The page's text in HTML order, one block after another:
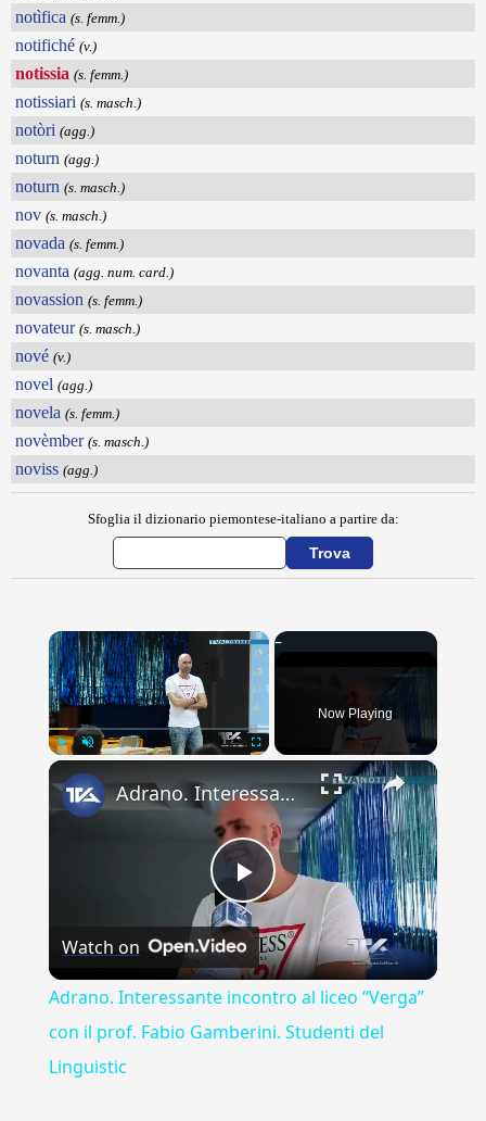
notìfica (s. femm.)
notifiché (v.)
notissia (s. femm.)
notissiari (s. masch.)
notòri (agg.)
noturn (agg.)
noturn (s. masch.)
nov (s. masch.)
novada (s. femm.)
novanta (agg. num. card.)
novassion (s. femm.)
novateur (s. masch.)
nové (v.)
novel (agg.)
novela (s. femm.)
novèmber (s. masch.)
noviss (agg.)
Sfoglia il dizionario piemontese-italiano a partire da:
×
Now Playing
×
Play
Video
Adrano. Interessante incontro al liceo “Verga” con il prof. Fabio Gamberini. Studenti del Linguistic
Watch on
Adrano. Interessante incontro al liceo “Verga”
con il prof. Fabio Gamberini. Studenti del
Linguistic